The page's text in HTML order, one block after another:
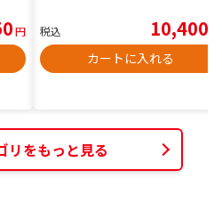
円 税込 10,400
カートに入れる
リをもっと見る